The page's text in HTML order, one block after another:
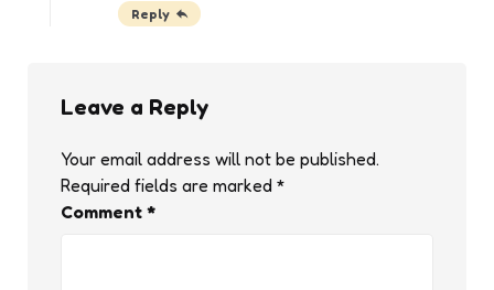
Reply
Leave a Reply
Your email address will not be published.
Required fields are marked *
Comment *